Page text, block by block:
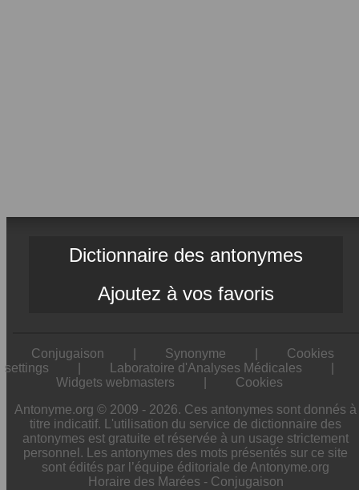
Dictionnaire des antonymes
Ajoutez à vos favoris
Conjugaison Synonyme
Cookies
settings
Laboratoire d'Analyses Médicales
Widgets webmasters
Cookies
Antonyme.org © 2009 - 2026. Ces antonymes sont donnés à
titre indicatif. L'utilisation du service de dictionnaire des
antonymes est gratuite et réservée à un usage strictement
personnel. Les antonymes des mots présentés sur ce site
sont édités par l’équipe éditoriale de Antonyme.org
Horaire des Marées - Conjugaison